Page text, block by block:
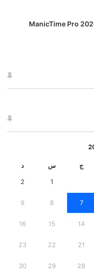
ج س د
1
2
7
8
9
14
15
16
21
22
23
28
29
30